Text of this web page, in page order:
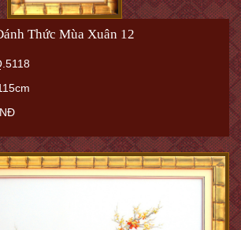
Thức Mùa Xuân 12